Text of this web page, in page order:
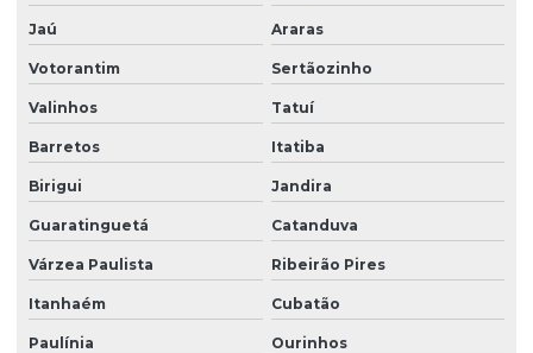
Jaú Araras
Votorantim Sertãozinho
Valinhos Tatuí
Barretos Itatiba
Birigui Jandira
Guaratinguetá Catanduva
Várzea Paulista Ribeirão Pires
Itanhaém Cubatão
Paulínia Ourinhos